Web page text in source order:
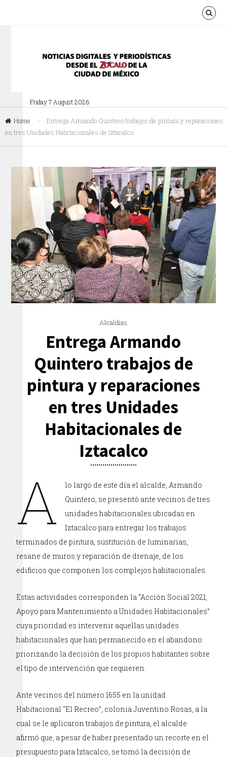
Friday 7 August 2026
Home »
Entrega Armando Quintero trabajos de pintura y reparaciones
en tres Unidades Habitacionales de Iztacalco
Alcaldías
Entrega Armando
Quintero trabajos de
pintura y reparaciones
en tres Unidades
Habitacionales de
Iztacalco
A
lo largo de este día el alcalde, Armando
Quintero, se presentó ante vecinos de tres
unidades habitacionales ubicadas en
Iztacalco para entregar los trabajos
terminados de pintura, sustitución de luminarias,
resane de muros y reparación de drenaje, de los
edificios que componen los complejos habitacionales.
Estas actividades corresponden la “Acción Social 2021,
Apoyo para Mantenimiento a Unidades Habitacionales”
cuya prioridad es intervenir aquellas unidades
habitacionales que han permanecido en el abandono
priorizando la decisión de los propios habitantes sobre
el tipo de intervención que requieren.
Ante vecinos del número 1655 en la unidad
Habitacional “El Recreo”, colonia Juventino Rosas, a la
cual se le aplicaron trabajos de pintura, el alcalde
afirmó que, a pesar de haber presentado un recorte en el
presupuesto para Iztacalco, se tomó la decisión de